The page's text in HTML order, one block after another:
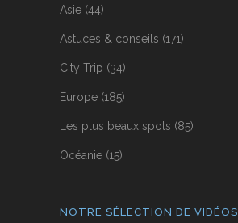
Asie (44)
Astuces & conseils (171)
City Trip (34)
Europe (185)
Les plus beaux spots (85)
Océanie (15)
NOTRE SÉLECTION DE VIDÉOS